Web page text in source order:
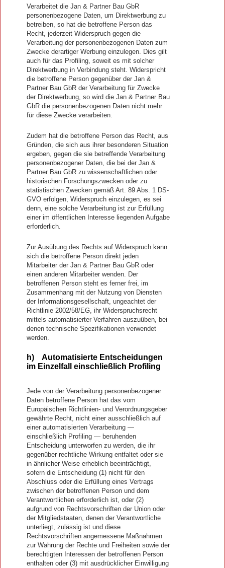
Verarbeitet die Jan & Partner Bau GbR
personenbezogene Daten, um Direktwerbung zu
betreiben, so hat die betroffene Person das
Recht, jederzeit Widerspruch gegen die
Verarbeitung der personenbezogenen Daten zum
Zwecke derartiger Werbung einzulegen. Dies gilt
auch für das Profiling, soweit es mit solcher
Direktwerbung in Verbindung steht. Widerspricht
die betroffene Person gegenüber der Jan &
Partner Bau GbR der Verarbeitung für Zwecke
der Direktwerbung, so wird die Jan & Partner Bau
GbR die personenbezogenen Daten nicht mehr
für diese Zwecke verarbeiten.
Zudem hat die betroffene Person das Recht, aus
Gründen, die sich aus ihrer besonderen Situation
ergeben, gegen die sie betreffende Verarbeitung
personenbezogener Daten, die bei der Jan &
Partner Bau GbR zu wissenschaftlichen oder
historischen Forschungszwecken oder zu
statistischen Zwecken gemäß Art. 89 Abs. 1 DS-
GVO erfolgen, Widerspruch einzulegen, es sei
denn, eine solche Verarbeitung ist zur Erfüllung
einer im öffentlichen Interesse liegenden Aufgabe
erforderlich.
Zur Ausübung des Rechts auf Widerspruch kann
sich die betroffene Person direkt jeden
Mitarbeiter der Jan & Partner Bau GbR oder
einen anderen Mitarbeiter wenden. Der
betroffenen Person steht es ferner frei, im
Zusammenhang mit der Nutzung von Diensten
der Informationsgesellschaft, ungeachtet der
Richtlinie 2002/58/EG, ihr Widerspruchsrecht
mittels automatisierter Verfahren auszuüben, bei
denen technische Spezifikationen verwendet
werden.
h) Automatisierte Entscheidungen
im Einzelfall einschließlich Profiling
Jede von der Verarbeitung personenbezogener
Daten betroffene Person hat das vom
Europäischen Richtlinien- und Verordnungsgeber
gewährte Recht, nicht einer ausschließlich auf
einer automatisierten Verarbeitung —
einschließlich Profiling — beruhenden
Entscheidung unterworfen zu werden, die ihr
gegenüber rechtliche Wirkung entfaltet oder sie
in ähnlicher Weise erheblich beeinträchtigt,
sofern die Entscheidung (1) nicht für den
Abschluss oder die Erfüllung eines Vertrags
zwischen der betroffenen Person und dem
Verantwortlichen erforderlich ist, oder (2)
aufgrund von Rechtsvorschriften der Union oder
der Mitgliedstaaten, denen der Verantwortliche
unterliegt, zulässig ist und diese
Rechtsvorschriften angemessene Maßnahmen
zur Wahrung der Rechte und Freiheiten sowie der
berechtigten Interessen der betroffenen Person
enthalten oder (3) mit ausdrücklicher Einwilligung